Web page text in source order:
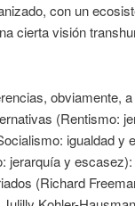
con un
cierta visión
obviamente,
(Rentismo:
igualdad y
jerarquía y
(Richard